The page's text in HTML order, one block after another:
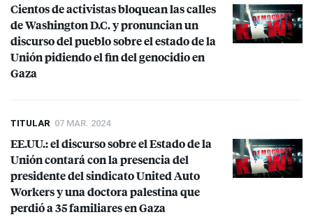
Cientos de activistas bloquean las calles
de Washington D.C. y pronuncian un
discurso del pueblo sobre el estado de la
Unión pidiendo el fin del genocidio en
Gaza
TITULAR 07 MAR. 2024
EE.UU.: el discurso sobre el Estado de la
Unión contará con la presencia del
presidente del sindicato United Auto
Workers y una doctora palestina que
perdió a 35 familiares en Gaza